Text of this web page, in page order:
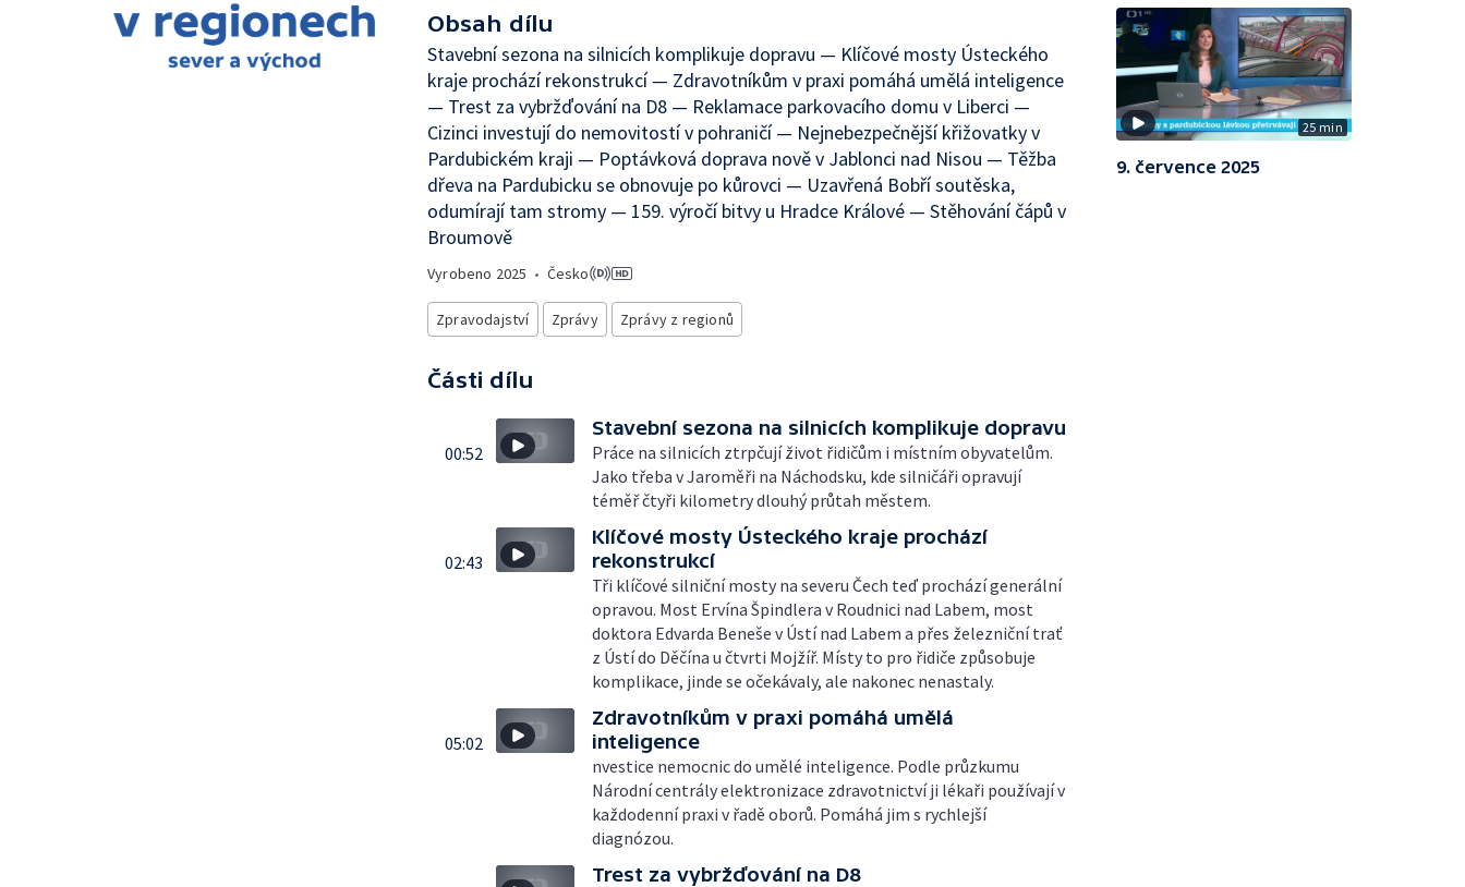
Obsah dílu
Stavební sezona na silnicích komplikuje dopravu — Klíčové mosty Ústeckého
kraje prochází rekonstrukcí — Zdravotníkům v praxi pomáhá umělá inteligence
— Trest za vybržďování na D8 — Reklamace parkovacího domu v Liberci —
Cizinci investují do nemovitostí v pohraničí — Nejnebezpečnější křižovatky v
Pardubickém kraji — Poptávková doprava nově v Jablonci nad Nisou — Těžba
dřeva na Pardubicku se obnovuje po kůrovci — Uzavřená Bobří soutěska,
odumírají tam stromy — 159. výročí bitvy u Hradce Králové — Stěhování čápů v
Broumově
Vyrobeno 2025 • Česko
Zpravodajství Zprávy Zprávy z regionů
Části dílu
00:52
Stavební sezona na silnicích komplikuje dopravu
Práce na silnicích ztrpčují život řidičům i místním obyvatelům.
Jako třeba v Jaroměři na Náchodsku, kde silničáři opravují
téměř čtyři kilometry dlouhý průtah městem.
02:43
Klíčové mosty Ústeckého kraje prochází
rekonstrukcí
Tři klíčové silniční mosty na severu Čech teď prochází generální
opravou. Most Ervína Špindlera v Roudnici nad Labem, most
doktora Edvarda Beneše v Ústí nad Labem a přes železniční trať
z Ústí do Děčína u čtvrti Mojžíř. Místy to pro řidiče způsobuje
komplikace, jinde se očekávaly, ale nakonec nenastaly.
05:02
Zdravotníkům v praxi pomáhá umělá
inteligence
nvestice nemocnic do umělé inteligence. Podle průzkumu
Národní centrály elektronizace zdravotnictví ji lékaři používají v
každodenní praxi v řadě oborů. Pomáhá jim s rychlejší
diagnózou.
Trest za vybržďování na D8
25 min
9. července 2025